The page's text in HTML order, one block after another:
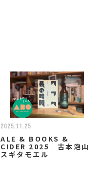
2025.11.25
ALE & BOOKS &
CIDER 2025｜古本泡山
スギタモエル